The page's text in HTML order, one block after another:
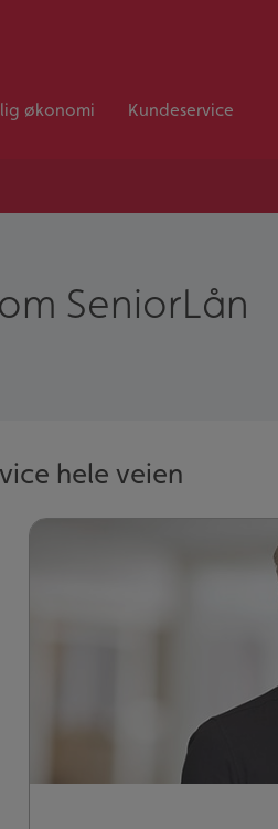
økonomi Kundeservice
SeniorLån
hele veien